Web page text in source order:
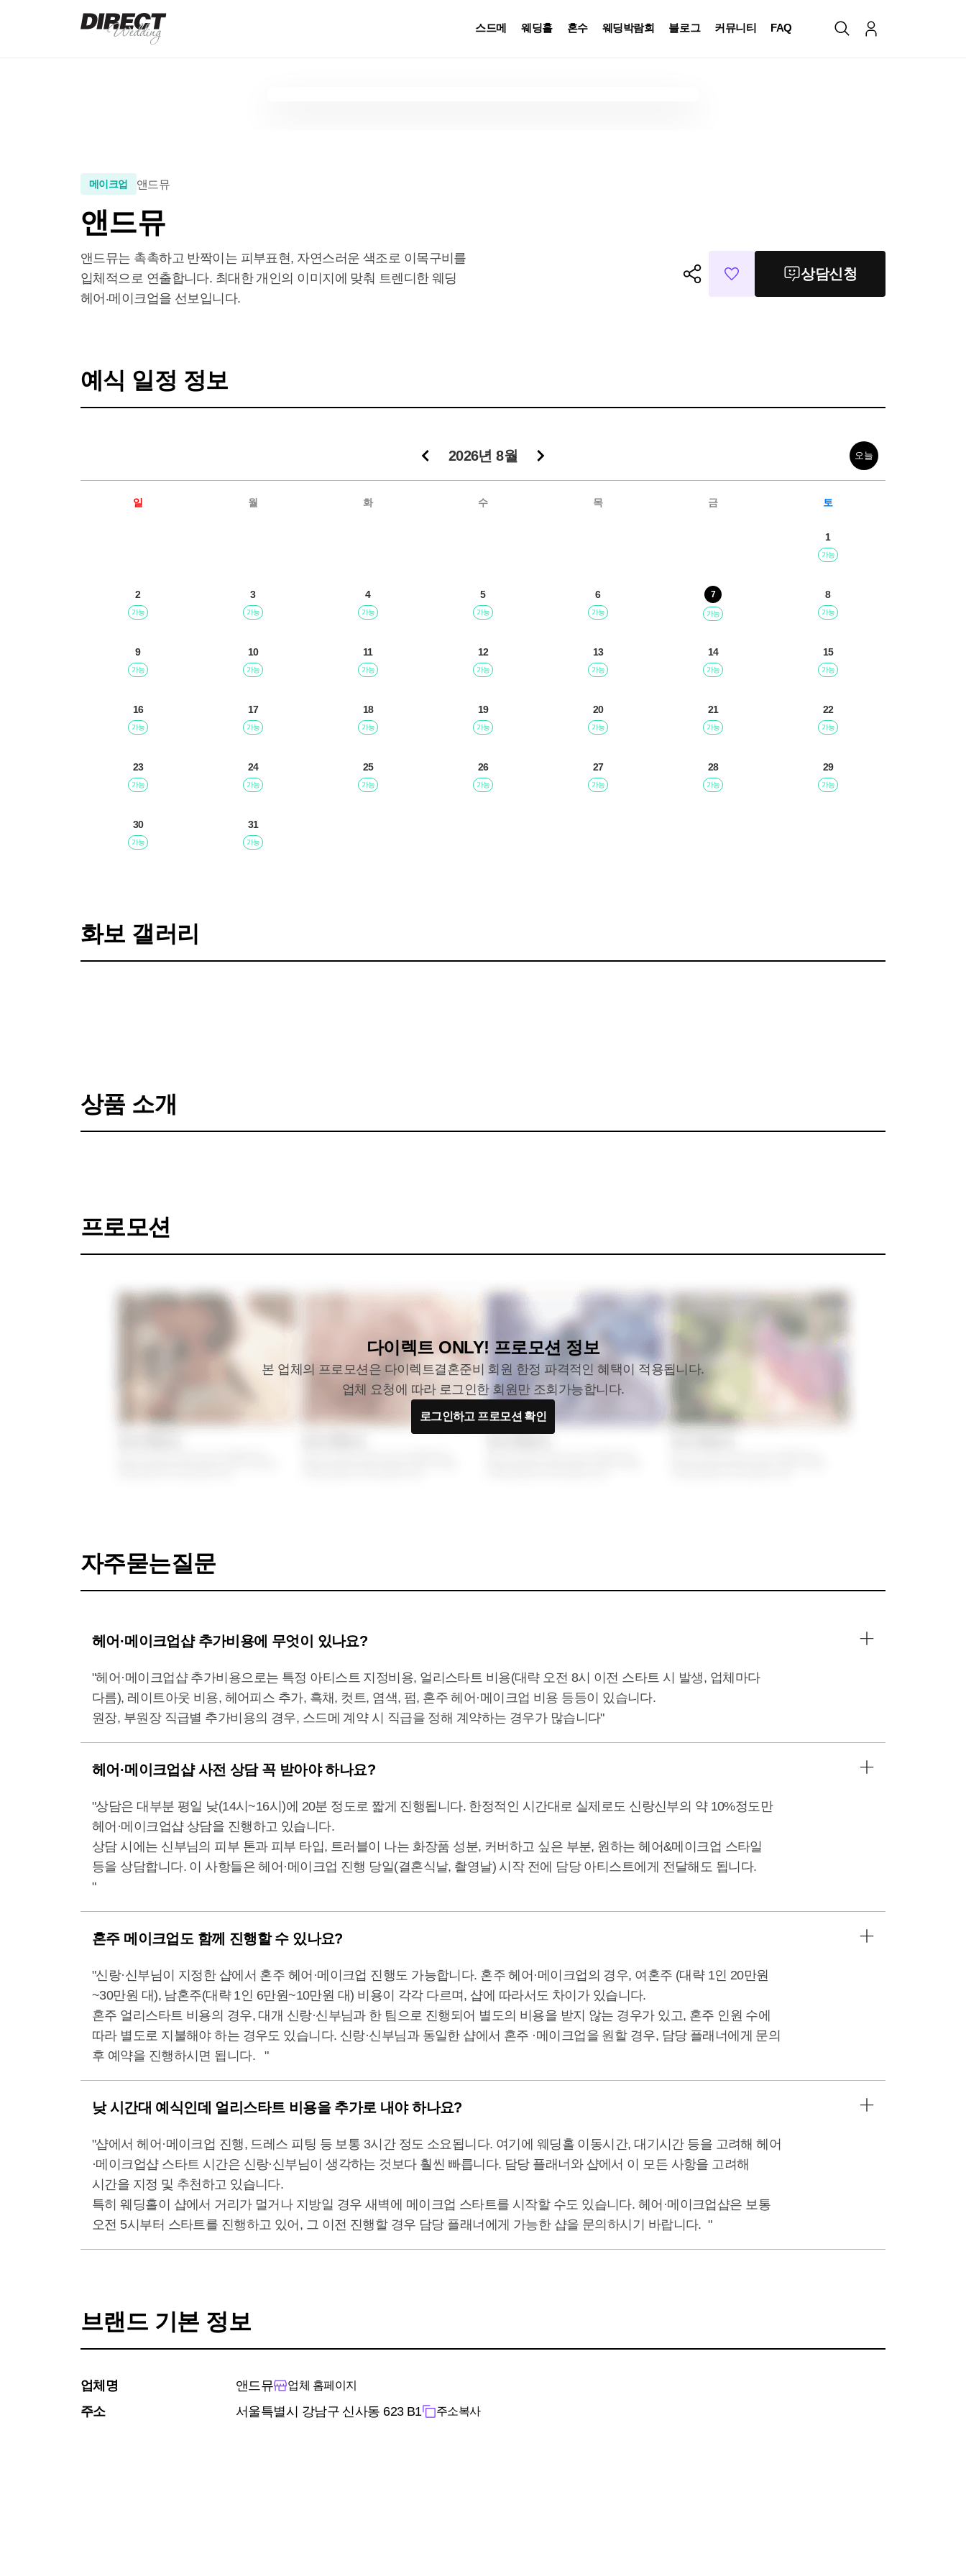
스드메 웨딩홀 혼수 웨딩박람회 블로그 커뮤니티 FAQ
메이크업 앤드뮤
앤드뮤
앤드뮤는 촉촉하고 반짝이는 피부표현, 자연스러운 색조로 이목구비를
입체적으로 연출합니다. 최대한 개인의 이미지에 맞춰 트렌디한 웨딩
헤어‧메이크업을 선보입니다.
상담신청
예식 일정 정보
2026년 8월 오늘
일 월 화 수 목 금 토
1
가능
2
가능
3
가능
4
가능
5
가능
6
가능
7
가능
8
가능
9
가능
10
가능
11
가능
12
가능
13
가능
14
가능
15
가능
16
가능
17
가능
18
가능
19
가능
20
가능
21
가능
22
가능
23
가능
24
가능
25
가능
26
가능
27
가능
28
가능
29
가능
30
가능
31
가능
화보 갤러리
상품 소개
프로모션
다이렉트 ONLY! 프로모션 정보
본 업체의 프로모션은 다이렉트결혼준비 회원 한정 파격적인 혜택이 적용됩니다.
업체 요청에 따라 로그인한 회원만 조회가능합니다.
로그인하고 프로모션 확인
자주묻는질문
헤어·메이크업샵 추가비용에 무엇이 있나요?
"헤어·메이크업샵 추가비용으로는 특정 아티스트 지정비용, 얼리스타트 비용(대략 오전 8시 이전 스타트 시 발생, 업체마다
다름), 레이트아웃 비용, 헤어피스 추가, 흑채, 컷트, 염색, 펌, 혼주 헤어·메이크업 비용 등등이 있습니다.
원장, 부원장 직급별 추가비용의 경우, 스드메 계약 시 직급을 정해 계약하는 경우가 많습니다"
헤어·메이크업샵 사전 상담 꼭 받아야 하나요?
"상담은 대부분 평일 낮(14시~16시)에 20분 정도로 짧게 진행됩니다. 한정적인 시간대로 실제로도 신랑신부의 약 10%정도만
헤어·메이크업샵 상담을 진행하고 있습니다.
상담 시에는 신부님의 피부 톤과 피부 타입, 트러블이 나는 화장품 성분, 커버하고 싶은 부분, 원하는 헤어&메이크업 스타일
등을 상담합니다. 이 사항들은 헤어·메이크업 진행 당일(결혼식날, 촬영날) 시작 전에 담당 아티스트에게 전달해도 됩니다.
"
혼주 메이크업도 함께 진행할 수 있나요?
"신랑·신부님이 지정한 샵에서 혼주 헤어·메이크업 진행도 가능합니다. 혼주 헤어·메이크업의 경우, 여혼주 (대략 1인 20만원
~30만원 대), 남혼주(대략 1인 6만원~10만원 대) 비용이 각각 다르며, 샵에 따라서도 차이가 있습니다.
혼주 얼리스타트 비용의 경우, 대개 신랑·신부님과 한 팀으로 진행되어 별도의 비용을 받지 않는 경우가 있고, 혼주 인원 수에
따라 별도로 지불해야 하는 경우도 있습니다. 신랑·신부님과 동일한 샵에서 혼주 ·메이크업을 원할 경우, 담당 플래너에게 문의
후 예약을 진행하시면 됩니다. "
낮 시간대 예식인데 얼리스타트 비용을 추가로 내야 하나요?
"샵에서 헤어·메이크업 진행, 드레스 피팅 등 보통 3시간 정도 소요됩니다. 여기에 웨딩홀 이동시간, 대기시간 등을 고려해 헤어
·메이크업샵 스타트 시간은 신랑·신부님이 생각하는 것보다 훨씬 빠릅니다. 담당 플래너와 샵에서 이 모든 사항을 고려해
시간을 지정 및 추천하고 있습니다.
특히 웨딩홀이 샵에서 거리가 멀거나 지방일 경우 새벽에 메이크업 스타트를 시작할 수도 있습니다. 헤어·메이크업샵은 보통
오전 5시부터 스타트를 진행하고 있어, 그 이전 진행할 경우 담당 플래너에게 가능한 샵을 문의하시기 바랍니다. "
브랜드 기본 정보
업체명 앤드뮤 업체 홈페이지
주소 서울특별시 강남구 신사동 623 B1 주소복사